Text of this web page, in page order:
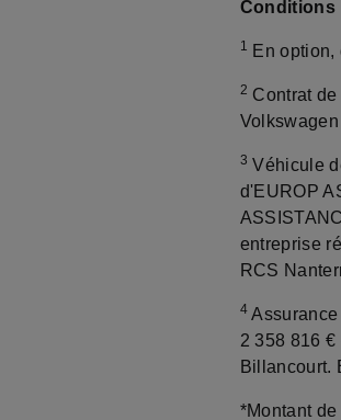
Conditions
1 En
2 Contrat
3 Véhicule
d'EUROP
entreprise
RCS
4Assurance
2 358 816
Billancourt.
*Montant